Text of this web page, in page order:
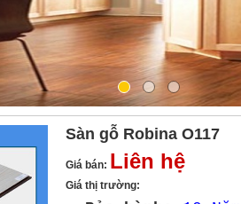
Sàn gỗ Robina O117
Giá bán: Liên hệ
Giá thị trường: